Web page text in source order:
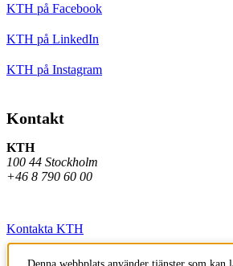
KTH på Facebook
KTH på LinkedIn
KTH på Instagram
Kontakt
KTH
100 44 Stockholm
+46 8 790 60 00
Kontakta KTH
Jobba på KTH